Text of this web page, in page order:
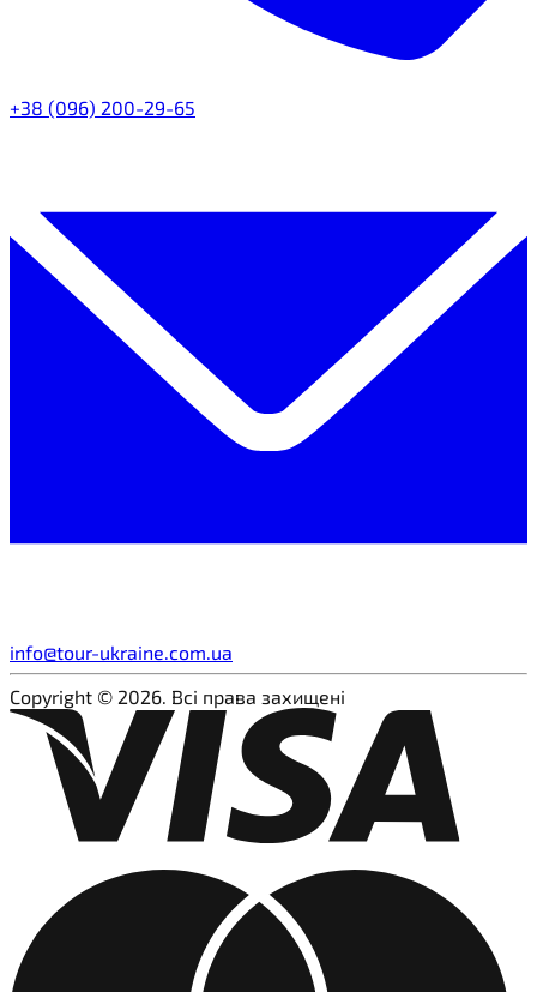
+38 (096) 200-29-65
info@tour-ukraine.com.ua
Copyright © 2026. Всі права захищені